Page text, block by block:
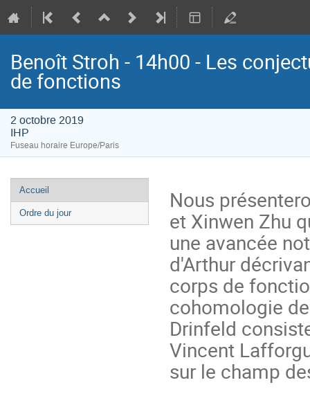
Benoît Stroh - 14h00 - Les
de fonctions
2 octobre 2019
IHP
Fuseau horaire Europe/Paris
Menu
de
l'événement
Accueil
Ordre du jour
Nous
et Xinwen Zhu
une avancée
d'Arthur
corps de
cohomologie
Drinfeld
Vincent
sur le champ